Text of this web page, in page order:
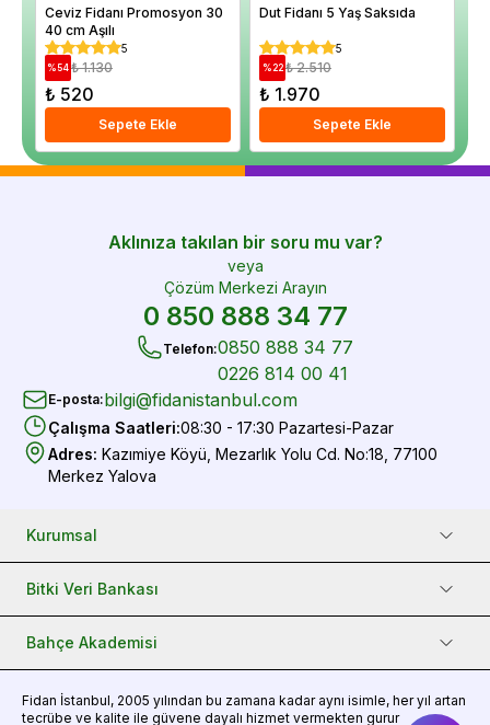
Ceviz Fidanı Promosyon 30
40 cm Aşılı
5
% 54 ₺ 1.130
₺ 520
Sepete Ekle
Dut Fidanı 5 Yaş Saksıda
5
%22 ₺ 2.510
₺ 1.970
Sepete Ekle
Aklınıza takılan bir soru mu var?
veya
Çözüm Merkezi Arayın
0 850 888 34 77
Telefon:0850 888 34 77
0226 814 00 41
E-posta:bilgi@fidanistanbul.com
Çalışma Saatleri:08:30 - 17:30 Pazartesi-Pazar
Adres: Kazımiye Köyü, Mezarlık Yolu Cd. No:18, 77100
Merkez Yalova
Kurumsal
Bitki Veri Bankası
Bahçe Akademisi
Fidan İstanbul, 2005 yılından bu zamana kadar aynı isimle, her yıl artan
tecrübe ve kalite ile güvene dayalı hizmet vermekten gurur